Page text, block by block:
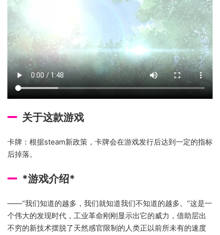
关于这款游戏
卡牌：根据steam新政策，卡牌会在游戏发行后达到一定的指标
后掉落。
*游戏介绍*
——“我们知道的越多，我们就知道我们不知道的越多。”这是一
个伟大的发现时代，工业革命刚刚显示出它的威力，借助层出
不穷的新技术摆脱了天然感官限制的人类正以前所未有的速度